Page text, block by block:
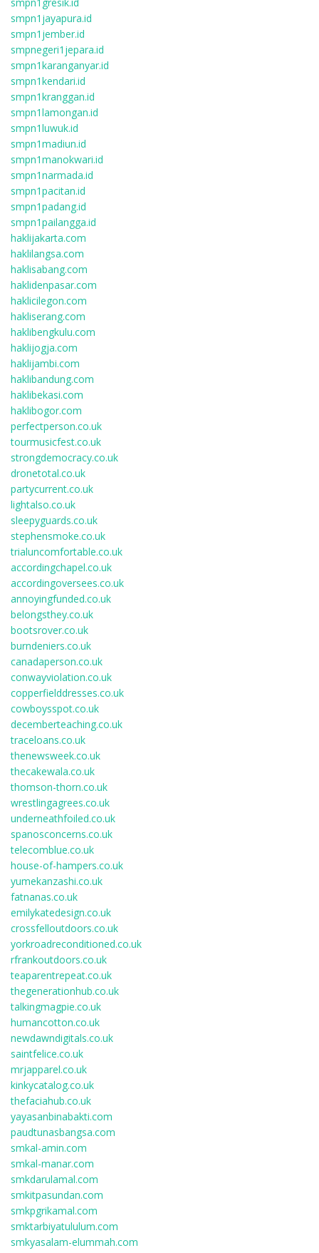
smpn1jayapura.id
smpn1jember.id
smpnegeri1jepara.id
smpn1karanganyar.id
smpn1kendari.id
smpn1kranggan.id
smpn1lamongan.id
smpn1luwuk.id
smpn1madiun.id
smpn1manokwari.id
smpn1narmada.id
smpn1pacitan.id
smpn1padang.id
smpn1pailangga.id
haklijakarta.com
haklilangsa.com
haklisabang.com
haklidenpasar.com
haklicilegon.com
hakliserang.com
haklibengkulu.com
haklijogja.com
haklijambi.com
haklibandung.com
haklibekasi.com
haklibogor.com
perfectperson.co.uk
tourmusicfest.co.uk
strongdemocracy.co.uk
dronetotal.co.uk
partycurrent.co.uk
lightalso.co.uk
sleepyguards.co.uk
stephensmoke.co.uk
trialuncomfortable.co.uk
accordingchapel.co.uk
accordingoversees.co.uk
annoyingfunded.co.uk
belongsthey.co.uk
bootsrover.co.uk
burndeniers.co.uk
canadaperson.co.uk
conwayviolation.co.uk
copperfielddresses.co.uk
cowboysspot.co.uk
decemberteaching.co.uk
traceloans.co.uk
thenewsweek.co.uk
thecakewala.co.uk
thomson-thorn.co.uk
wrestlingagrees.co.uk
underneathfoiled.co.uk
spanosconcerns.co.uk
telecomblue.co.uk
house-of-hampers.co.uk
yumekanzashi.co.uk
fatnanas.co.uk
emilykatedesign.co.uk
crossfelloutdoors.co.uk
yorkroadreconditioned.co.uk
rfrankoutdoors.co.uk
teaparentrepeat.co.uk
thegenerationhub.co.uk
talkingmagpie.co.uk
humancotton.co.uk
newdawndigitals.co.uk
saintfelice.co.uk
mrjapparel.co.uk
kinkycatalog.co.uk
thefaciahub.co.uk
yayasanbinabakti.com
paudtunasbangsa.com
smkal-amin.com
smkal-manar.com
smkdarulamal.com
smkitpasundan.com
smkpgrikamal.com
smktarbiyatululum.com
smkyasalam-elummah.com